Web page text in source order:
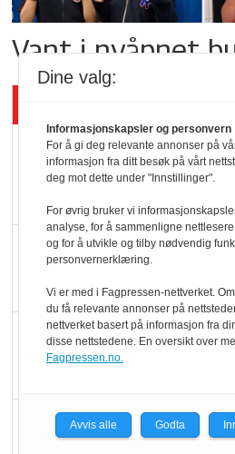
Vant i nyåpnet
Mat er
pris når
velger
Ti
KBS-
Dine valg:
Informasjonskapsler og personvern
For å gi deg relevante annonser på
informasjon fra ditt besøk på vårt
deg mot dette under "Innstillinger".
For øvrig bruker vi
analyse, for å sammenligne
og for å utvikle og tilby nødvendig
personvernerklæring.
Vi er med i Fagpressen-nettverket.
du få relevante annonser på
nettverket basert på informasjon fra
disse nettstedene. En oversikt over
Fagpressen.no.
Avvis alle Godta